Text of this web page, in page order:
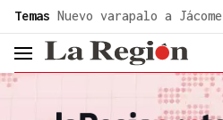
Temas Nuevo varapalo a Jácome
header.menu.open